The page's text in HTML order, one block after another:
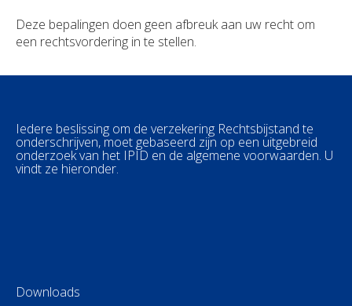
Deze bepalingen doen geen afbreuk aan uw recht om
een rechtsvordering in te stellen.
Iedere beslissing om de verzekering Rechtsbijstand te
onderschrijven, moet gebaseerd zijn op een uitgebreid
onderzoek van het IPID en de algemene voorwaarden. U
vindt ze hieronder.
Downloads